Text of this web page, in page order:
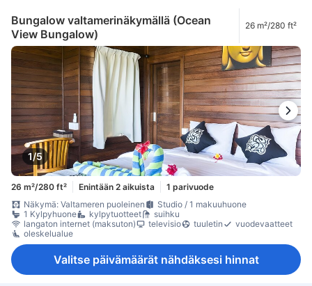
Bungalow valtamerinäkymällä (Ocean
View Bungalow)
26 m²/280 ft²
1/5
26 m²/280 ft² Enintään 2 aikuista
1 parivuode
Näkymä: Valtameren puoleinen
Studio / 1 makuuhuone
1 Kylpyhuone
kylpytuotteet
suihku
langaton internet (maksuton)
televisio tuuletin
vuodevaatteet
oleskelualue
Valitse päivämäärät nähdäksesi hinnat